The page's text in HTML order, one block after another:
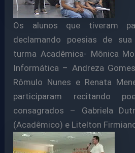
Os alunos que tiveram
declamando poesias de
turma Acadêmica- Mônica
Informática – Andreza
Rômulo Nunes e Renata
participaram recitando
consagrados – Gabriela
(Acadêmico) e Litelton